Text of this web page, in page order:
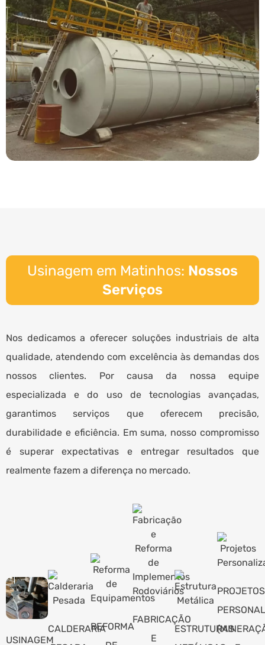
Usinagem em Matinhos: Nossos
Serviços
Nos dedicamos a oferecer soluções industriais de alta
qualidade, atendendo com excelência às demandas dos
nossos clientes. Por causa da nossa equipe
especializada e do uso de tecnologias avançadas,
garantimos serviços que oferecem precisão,
durabilidade e eficiência. Em suma, nosso compromisso
é superar expectativas e entregar resultados que
realmente fazem a diferença no mercado.
USINAGEM
CALDERARIAREFORMA
FABRICAÇÃO
E
ESTRUTURAS
PROJETOS